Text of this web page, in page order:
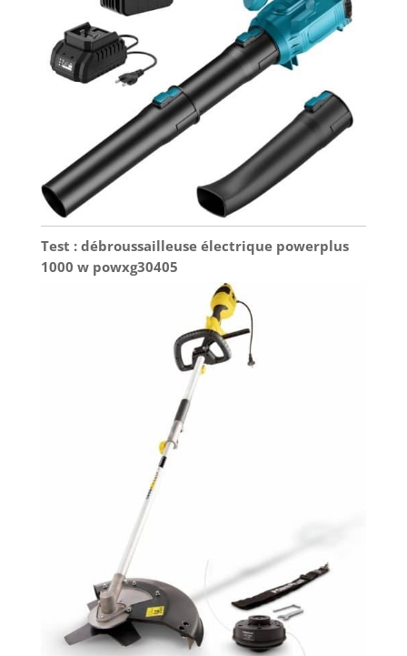
Test : débroussailleuse électrique powerplus
1000 w powxg30405